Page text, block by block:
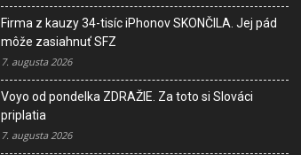
Firma z kauzy 34-tisíc iPhonov SKONČILA. Jej pád
môže zasiahnuť SFZ
7. augusta 2026
Voyo od pondelka ZDRAŽIE. Za toto si Slováci
priplatia
7. augusta 2026